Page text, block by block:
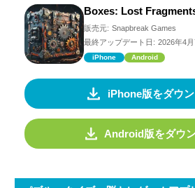
Boxes: Lost
販売元: Snapbreak Games
最終アップデート日: 2026年4月
iPhone Android
iPhone版をダウ
Android版をダウ